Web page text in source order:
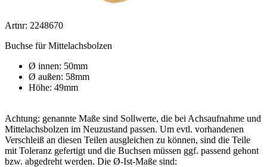
Artnr: 2248670
Buchse für Mittelachsbolzen
Ø innen: 50mm
Ø außen: 58mm
Höhe: 49mm
Achtung: genannte Maße sind Sollwerte, die bei Achsaufnahme und
Mittelachsbolzen im Neuzustand passen. Um evtl. vorhandenen
Verschleiß an diesen Teilen ausgleichen zu können, sind die Teile
mit Toleranz gefertigt und die Buchsen müssen ggf. passend gehont
bzw. abgedreht werden. Die Ø-Ist-Maße sind: